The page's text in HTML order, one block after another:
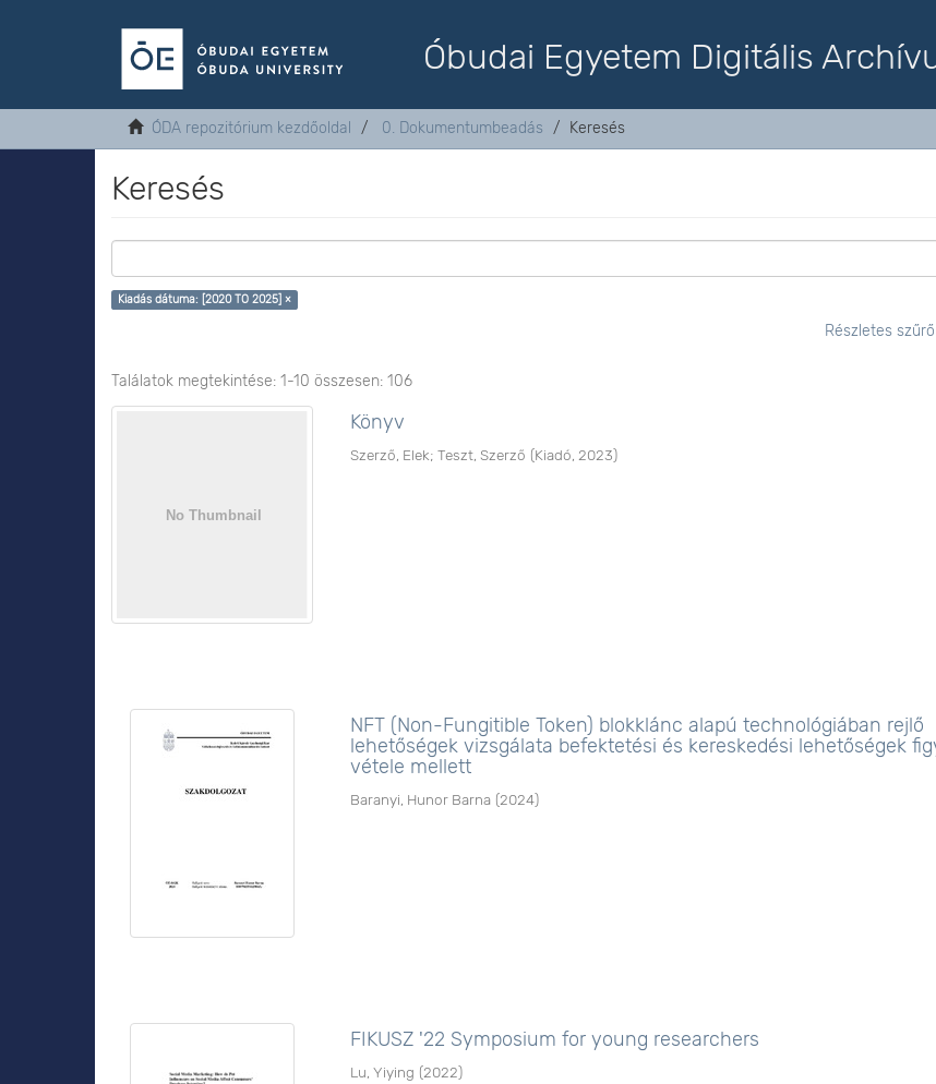
Óbudai Egyetem Digitális
ÓDA repozitórium kezdőoldal 0. Dokumentumbeadás Keresés
Keresés
Kiadás dátuma: [2020 TO 2025] ×
Részletes
Találatok megtekintése: 1-10 összesen: 106
Könyv
Szerző, Elek;Teszt, Szerző (Kiadó 2023)
NFT (Non-Fungitible Token) blokklánc alapú technológiában rejlő
lehetőségek vizsgálata befektetési és kereskedési lehetőségek
vétele mellett
Baranyi, Hunor Barna (2024)
FIKUSZ '22 Symposium for young researchers
Lu, Yiying (2022)